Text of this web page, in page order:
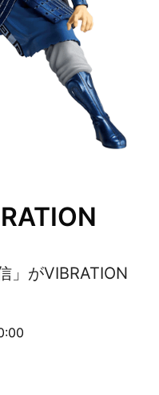
」がVIBRATION